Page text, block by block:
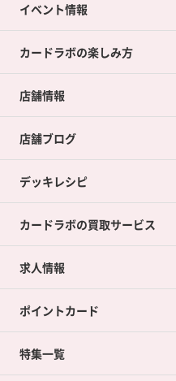
イベント情報
カードラボの楽しみ方
店舗情報
店舗ブログ
デッキレシピ
カードラボの買取サービス
カードラボの買取サービスTOP
店舗買取について
ネット買取について
求人情報
ポイントカード
ポイントカードTOP
特集一覧